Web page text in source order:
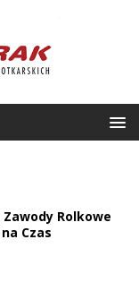
Rolkowe
Czas